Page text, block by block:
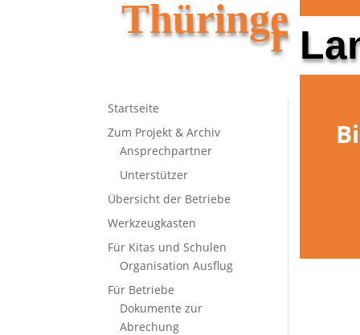
Startseite Zum Projekt & Archiv
Thüringe
r
Startseite
Zum Projekt & Archiv
Ansprechpartner
Unterstützer
Übersicht der Betriebe
Werkzeugkasten
Für Kitas und Schulen
Organisation Ausflug
Für Betriebe
Dokumente zur
Abrechung